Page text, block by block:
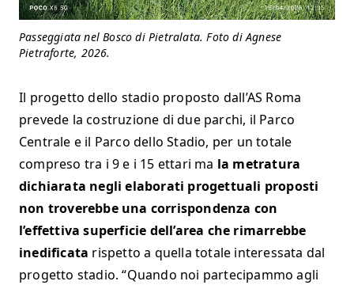
Passeggiata nel Bosco di Pietralata. Foto di Agnese
Pietraforte, 2026.
Il progetto dello stadio proposto dall’AS Roma
prevede la costruzione di due parchi, il Parco
Centrale e il Parco dello Stadio, per un totale
compreso tra i 9 e i 15 ettari ma la metratura
dichiarata negli elaborati progettuali proposti
non troverebbe una corrispondenza con
l’effettiva superficie dell’area che rimarrebbe
inedificata rispetto a quella totale interessata dal
progetto stadio. “Quando noi partecipammo agli